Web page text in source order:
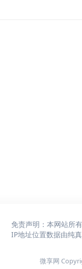
免责声明：本网站所
IP地址位置数据由纯
微享网